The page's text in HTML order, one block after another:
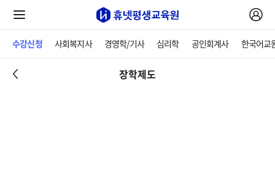
수강신청 사회복지사 경영학/기사 심리학 공인회계사 한국어교
장학제도